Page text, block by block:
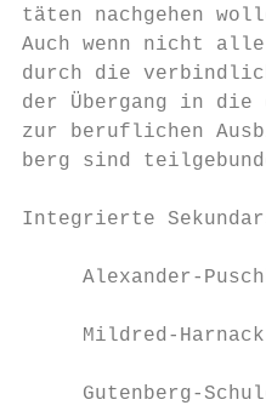
täten nachgehen
Auch wenn nicht
durch die
der Übergang in
zur beruflichen
berg sind
Integrierte
Alexander-
Mildred-
Gutenberg-